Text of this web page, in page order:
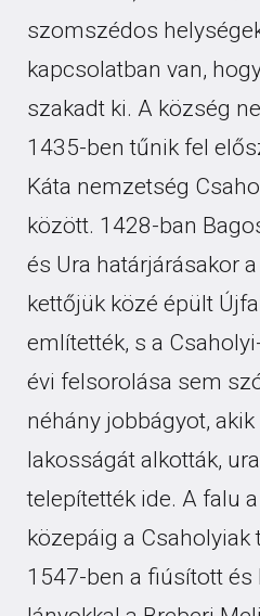
szomszédos
kapcsolatban van,
szakadt ki. A község
1435-ben tűnik fel
Káta nemzetség
között. 1428-ban
és Ura határjárásakor
kettőjük közé épült
említették, s a
évi felsorolása sem
néhány jobbágyot,
lakosságát alkották,
telepítették ide. A falu
közepáig a Csaholyiak
1547-ben a fiúsított és